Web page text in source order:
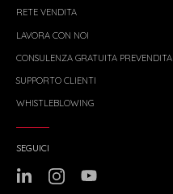
RETE VENDITA
LAVORA CON NOI
CONSULENZA GRATUITA PREVENDITA
SUPPORTO CLIENTI
WHISTLEBLOWING
SEGUICI